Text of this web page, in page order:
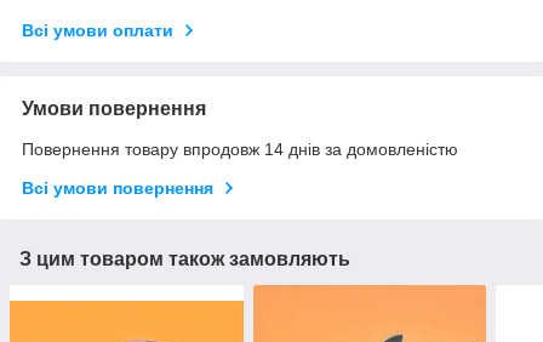
Всі умови оплати
Умови повернення
Повернення товару впродовж 14 днів за домовленістю
Всі умови повернення
З цим товаром також замовляють